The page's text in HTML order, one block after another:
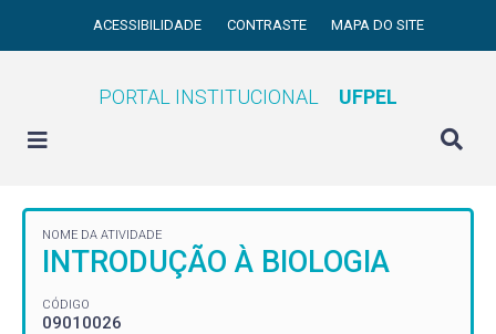
ACESSIBILIDADE CONTRASTE MAPA DO SITE
PORTAL INSTITUCIONAL UFPEL
NOME DA ATIVIDADE
INTRODUÇÃO À BIOLOGIA
CÓDIGO
09010026